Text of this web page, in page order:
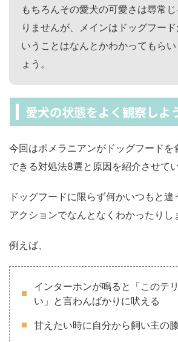
もちろんその愛犬の可愛さは尋常
りませんが、メインはドッグフード
いうことはなんとかわかってもらい
ょう。
愛犬の状態をよく観察しよ
今回はポメラニアンがドッグフードを
できる対処法8選と原因を紹介させて
ドッグフードに限らず何かいつもと違
アクションでなんとなくわかったりし
例えば、
インターホンが鳴ると「このテ
い」と言わんばかりに吠える
甘えたい時に自分から飼い主の